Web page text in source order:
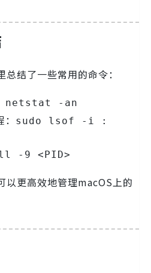
结了一些常用的命令：
netstat -an
sudo lsof -i :
-9 <PID>
以更高效地管理macOS上的